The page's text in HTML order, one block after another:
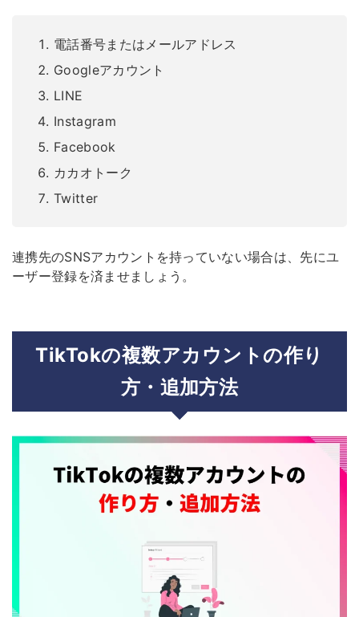
電話番号またはメールアドレス
Googleアカウント
LINE
Instagram
Facebook
カカオトーク
Twitter
連携先のSNSアカウントを持っていない場合は、先にユ
ーザー登録を済ませましょう。
TikTokの複数アカウントの作り
方・追加方法